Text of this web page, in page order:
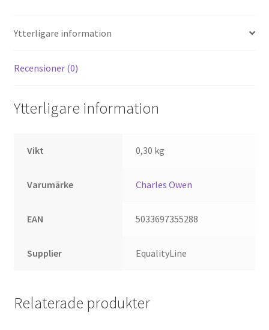
Ytterligare information
Recensioner (0)
Ytterligare information
Vikt 0,30 kg
Varumärke Charles Owen
EAN 5033697355288
Supplier EqualityLine
Relaterade produkter